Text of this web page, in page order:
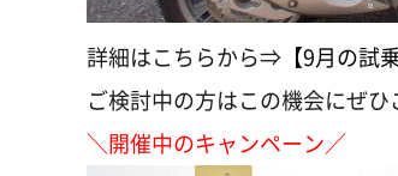
詳細はこちらから⇒ 【9月の
ご検討中の方はこの機会にぜひ
＼開催中のキャンペーン／